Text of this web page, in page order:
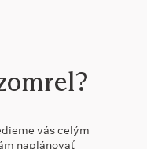
vás celým
naplánovať